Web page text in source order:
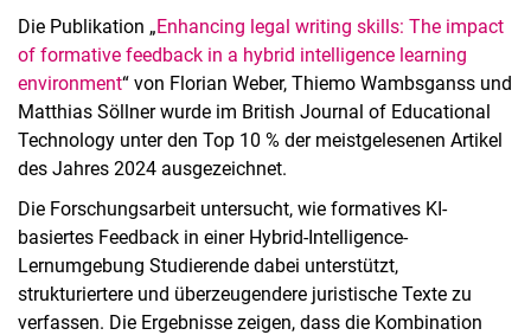
Die Publikation „Enhancing legal writing skills: The impact
of formative feedback in a hybrid intelligence learning
environment“ von Florian Weber, Thiemo Wambsganss und
Matthias Söllner wurde im British Journal of Educational
Technology unter den Top 10 % der meistgelesenen Artikel
des Jahres 2024 ausgezeichnet.
Die Forschungsarbeit untersucht, wie formatives KI-
basiertes Feedback in einer Hybrid-Intelligence-
Lernumgebung Studierende dabei unterstützt,
strukturiertere und überzeugendere juristische Texte zu
verfassen. Die Ergebnisse zeigen, dass die Kombination